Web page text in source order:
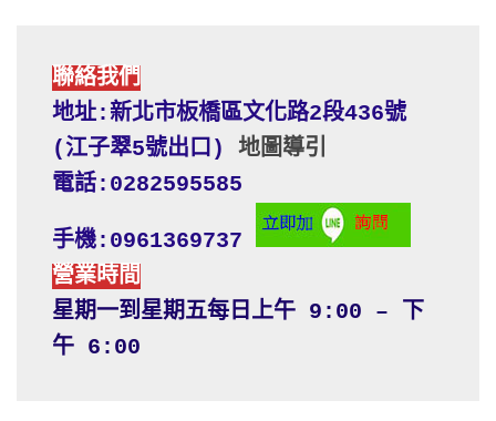
聯絡我們
地址:新北市板橋區文化路2段436號
(江子翠5號出口) 地圖導引
電話:0282595585
手機:0961369737
營業時間
星期一到星期五每日上午 9:00 – 下
午 6:00